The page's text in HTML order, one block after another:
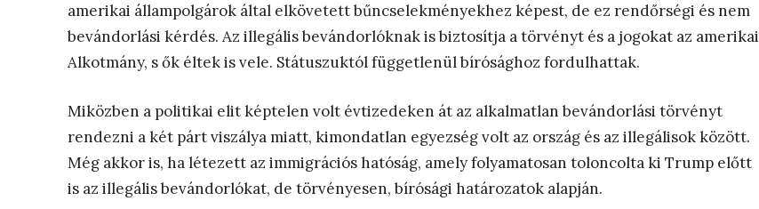
amerikai állampolgárok által elkövetett bűncselekményekhez képest, de ez rendőrségi és nem
bevándorlási kérdés. Az illegális bevándorlóknak is biztosítja a törvényt és a jogokat az amerikai
Alkotmány, s ők éltek is vele. Státuszuktól függetlenül bírósághoz fordulhattak.
Miközben a politikai elit képtelen volt évtizedeken át az alkalmatlan bevándorlási törvényt
rendezni a két párt viszálya miatt, kimondatlan egyezség volt az ország és az illegálisok között.
Még akkor is, ha létezett az immigrációs hatóság, amely folyamatosan toloncolta ki Trump előtt
is az illegális bevándorlókat, de törvényesen, bírósági határozatok alapján.